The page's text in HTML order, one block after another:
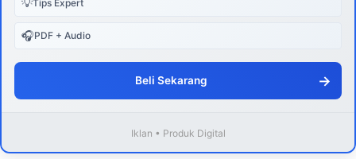
💡Tips Expert
🎧PDF + Audio
Beli Sekarang →
Iklan • Produk Digital